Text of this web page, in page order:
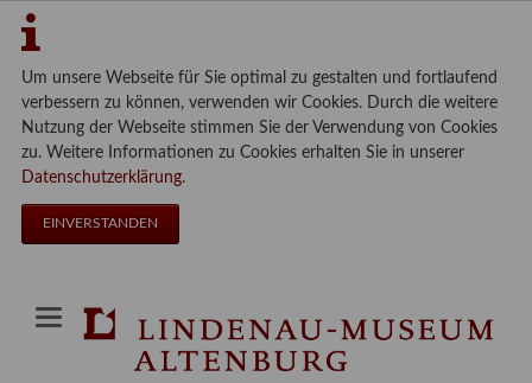
Um unsere Webseite für Sie optimal zu gestalten und fortlaufend
verbessern zu können, verwenden wir Cookies. Durch die weitere
Nutzung der Webseite stimmen Sie der Verwendung von Cookies
zu. Weitere Informationen zu Cookies erhalten Sie in unserer
Datenschutzerklärung.
EINVERSTANDEN